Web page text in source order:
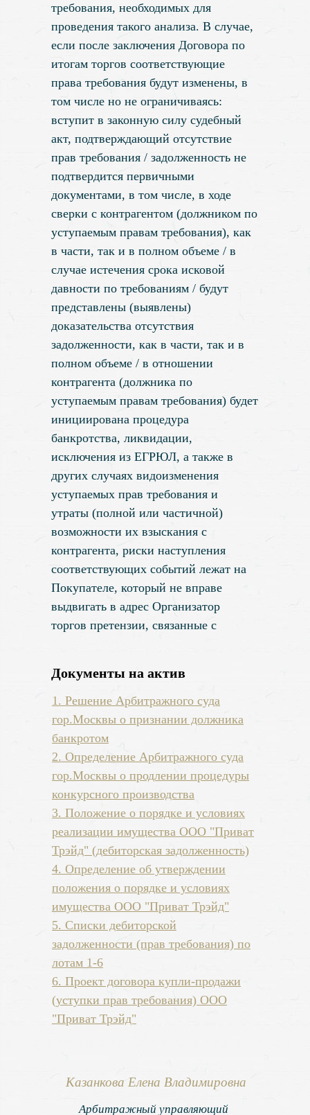
требования, необходимых для
проведения такого анализа. В случае,
если после заключения Договора по
итогам торгов соответствующие
права требования будут изменены, в
том числе но не ограничиваясь:
вступит в законную силу судебный
акт, подтверждающий отсутствие
прав требования / задолженность не
подтвердится первичными
документами, в том числе, в ходе
сверки с контрагентом (должником по
уступаемым правам требования), как
в части, так и в полном объеме / в
случае истечения срока исковой
давности по требованиям / будут
представлены (выявлены)
доказательства отсутствия
задолженности, как в части, так и в
полном объеме / в отношении
контрагента (должника по
уступаемым правам требования) будет
инициирована процедура
банкротства, ликвидации,
исключения из ЕГРЮЛ, а также в
других случаях видоизменения
уступаемых прав требования и
утраты (полной или частичной)
возможности их взыскания с
контрагента, риски наступления
соответствующих событий лежат на
Покупателе, который не вправе
выдвигать в адрес Организатор
торгов претензии, связанные с
упущенной выгоды.
Документы на актив
1. Решение Арбитражного суда
гор.Москвы о признании должника
банкротом
2. Определение Арбитражного суда
гор.Москвы о продлении процедуры
конкурсного производства
3. Положение о порядке и условиях
реализации имущества ООО "Приват
Трэйд" (дебиторская задолженность)
4. Определение об утверждении
положения о порядке и условиях
имущества ООО "Приват Трэйд"
5. Списки дебиторской
задолженности (прав требования) по
лотам 1-6
6. Проект договора купли-продажи
(уступки прав требования) ООО
"Приват Трэйд"
Казанкова Елена Владимировна
Арбитражный управляющий